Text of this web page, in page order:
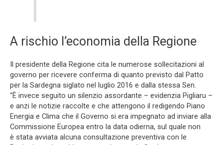
A rischio l’economia della Regione
Il presidente della Regione cita le numerose sollecitazioni al
governo per ricevere conferma di quanto previsto dal Patto
per la Sardegna siglato nel luglio 2016 e dalla stessa Sen.
“È invece seguito un silenzio assordante – evidenzia Pigliaru –
e anzi le notizie raccolte e che attengono il redigendo Piano
Energia e Clima che il Governo si era impegnato ad inviare alla
Commissione Europea entro la data odierna, sul quale non
è stata avviata alcuna consultazione preventiva con le